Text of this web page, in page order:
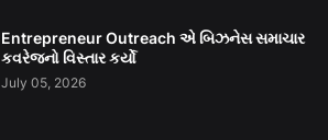
Entrepreneur Outreach એ બિઝનેસ સમાચાર
કવરેજનો વિસ્તાર કર્યો
July 05, 2026